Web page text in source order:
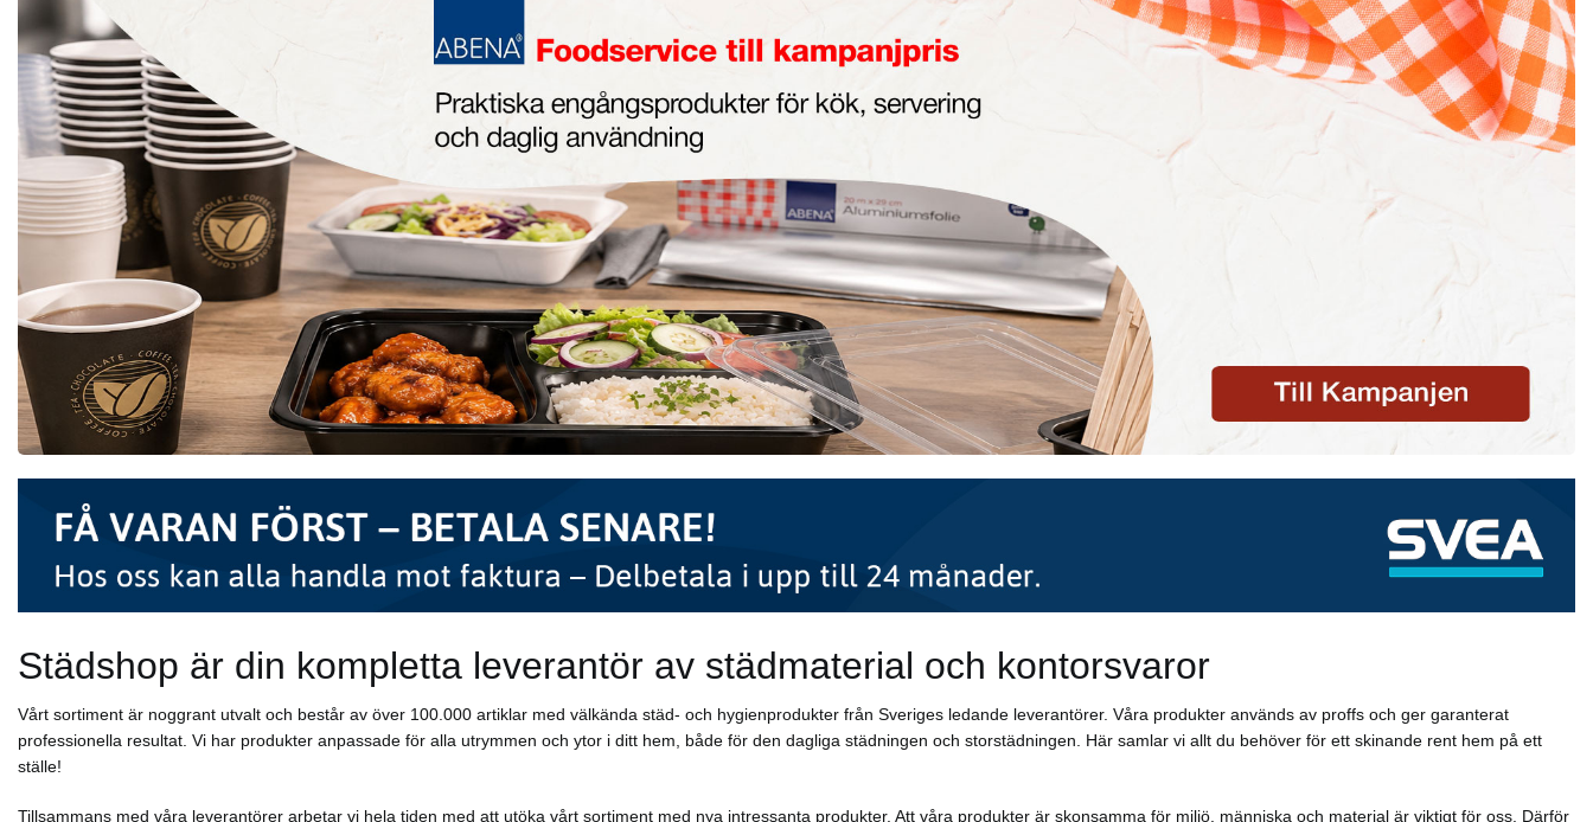
Städshop är din kompletta leverantör av städmaterial och kontorsvaror
Vårt sortiment är noggrant utvalt och består av över 100.000 artiklar med välkända städ- och hygienprodukter från Sveriges ledande leverantörer. Våra produkter används av proffs och ger garanterat
professionella resultat. Vi har produkter anpassade för alla utrymmen och ytor i ditt hem, både för den dagliga städningen och storstädningen. Här samlar vi allt du behöver för ett skinande rent hem på ett
ställe!
Tillsammans med våra leverantörer arbetar vi hela tiden med att utöka vårt sortiment med nya intressanta produkter. Att våra produkter är skonsamma för miljö, människa och material är viktigt för oss. Därför